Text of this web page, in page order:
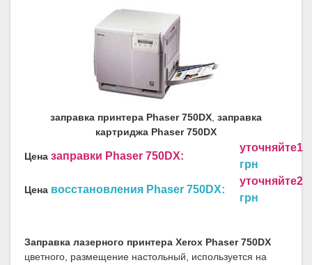
заправка принтера Phaser 750DX заправка
картриджа Phaser 750DX
Цена заправки Phaser 750DX:
уточняйте1
грн
Цена восстановления Phaser 750DX:
уточняйте2
грн
Заправка лазерного принтера Xerox Phaser 750DX
цветного, размещение настольный, используется на